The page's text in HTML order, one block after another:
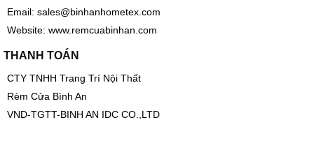
Email: sales@binhanhometex.com
Website: www.remcuabinhan.com
THANH TOÁN
CTY TNHH Trang Trí Nội Thất
Rèm Cửa Bình An
VND-TGTT-BINH AN IDC CO.,LTD